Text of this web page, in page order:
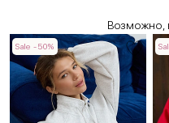
Возможно,
Sale -50%